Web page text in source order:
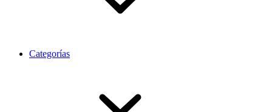
Categorías